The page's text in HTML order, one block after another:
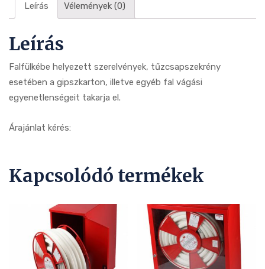
Leírás Vélemények (0)
Leírás
Falfülkébe helyezett szerelvények, tűzcsapszekrény
esetében a gipszkarton, illetve egyéb fal vágási
egyenetlenségeit takarja el.
Árajánlat kérés:
Kapcsolódó termékek